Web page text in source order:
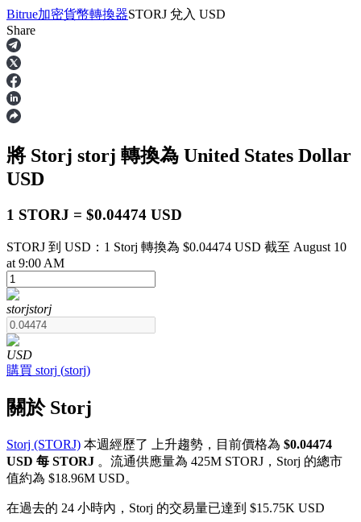
合約
USDT永續
多種以USDT結算的永續合約
幣本位永續
以數字貨幣為保證金的永續合約
Bitrue加密貨幣轉換器STORJ 兌入 USD
Share
將 Storj storj 轉換為 United States Dollar
USD
1 STORJ = $0.04474 USD
STORJ 到 USD：1 Storj 轉換為 $0.04474 USD 截至 August 10
at 9:00 AM
storjstorj
USD
購買 storj (storj)
關於 Storj
Storj (STORJ) 本週經歷了 上升趨勢，目前價格為 $0.04474
USD 每 STORJ 。流通供應量為 425M STORJ，Storj 的總市
值約為 $18.96M USD。
在過去的 24 小時內，Storj 的交易量已達到 $15.75K USD